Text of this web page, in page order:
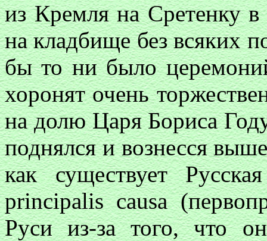
из Кремля на Сретенку
на кладбище без всяких
бы то ни было
хоронят очень
на долю Царя Бориса
поднялся и вознесся
как существует
principalis causa
Руси из-за того, что